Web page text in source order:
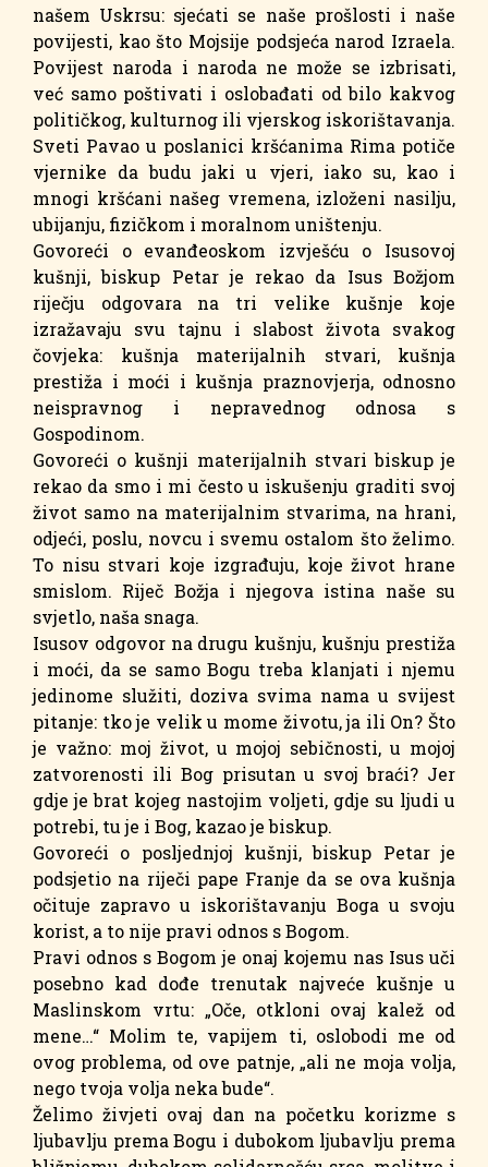
našem Uskrsu: sjećati se naše prošlosti i naše
povijesti, kao što Mojsije podsjeća narod Izraela.
Povijest naroda i naroda ne može se izbrisati,
već samo poštivati i oslobađati od bilo kakvog
političkog, kulturnog ili vjerskog iskorištavanja.
Sveti Pavao u poslanici kršćanima Rima potiče
vjernike da budu jaki u vjeri, iako su, kao i
mnogi kršćani našeg vremena, izloženi nasilju,
ubijanju, fizičkom i moralnom uništenju.
Govoreći o evanđeoskom izvješću o Isusovoj
kušnji, biskup Petar je rekao da Isus Božjom
riječju odgovara na tri velike kušnje koje
izražavaju svu tajnu i slabost života svakog
čovjeka: kušnja materijalnih stvari, kušnja
prestiža i moći i kušnja praznovjerja, odnosno
neispravnog i nepravednog odnosa s
Gospodinom.
Govoreći o kušnji materijalnih stvari biskup je
rekao da smo i mi često u iskušenju graditi svoj
život samo na materijalnim stvarima, na hrani,
odjeći, poslu, novcu i svemu ostalom što želimo.
To nisu stvari koje izgrađuju, koje život hrane
smislom. Riječ Božja i njegova istina naše su
svjetlo, naša snaga.
Isusov odgovor na drugu kušnju, kušnju prestiža
i moći, da se samo Bogu treba klanjati i njemu
jedinome služiti, doziva svima nama u svijest
pitanje: tko je velik u mome životu, ja ili On? Što
je važno: moj život, u mojoj sebičnosti, u mojoj
zatvorenosti ili Bog prisutan u svoj braći? Jer
gdje je brat kojeg nastojim voljeti, gdje su ljudi u
potrebi, tu je i Bog, kazao je biskup.
Govoreći o posljednjoj kušnji, biskup Petar je
podsjetio na riječi pape Franje da se ova kušnja
očituje zapravo u iskorištavanju Boga u svoju
korist, a to nije pravi odnos s Bogom.
Pravi odnos s Bogom je onaj kojemu nas Isus uči
posebno kad dođe trenutak najveće kušnje u
Maslinskom vrtu: „Oče, otkloni ovaj kalež od
mene…“ Molim te, vapijem ti, oslobodi me od
ovog problema, od ove patnje, „ali ne moja volja,
nego tvoja volja neka bude“.
Želimo živjeti ovaj dan na početku korizme s
ljubavlju prema Bogu i dubokom ljubavlju prema